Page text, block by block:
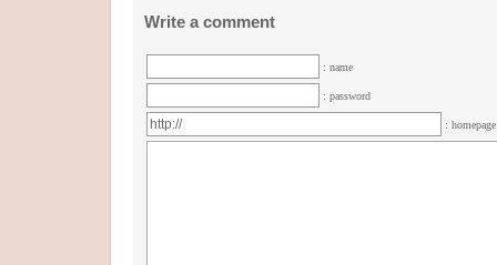
Write a comment
: name
: password
: